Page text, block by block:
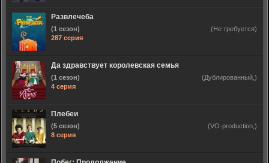
Развлечеба
(1 сезон)
287 серия
(Не требуется)
Да здравствует королевская семья
(1 сезон)
4 серия
(Дублированный,)
Плебеи
(5 сезон)
8 серия
(VO-production,)